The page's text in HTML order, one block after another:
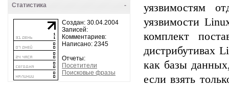
-
Статистика
Создан: 30.04.2004
Записей:
Комментариев:
Написано: 2345
Отчеты:
Посетители
Поисковые фразы
уязвимостям
уязвимости
комплект
дистрибутивах
как базы
если взять